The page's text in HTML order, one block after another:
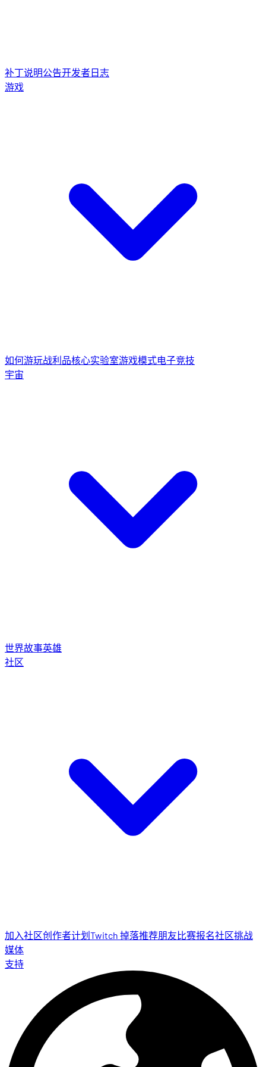
补丁说明公告开发者日志
游戏
如何游玩战利品核心实验室游戏模式电子竞技
宇宙
世界故事英雄
社区
加入社区创作者计划Twitch 掉落推荐朋友比赛报名社区挑战
媒体
支持